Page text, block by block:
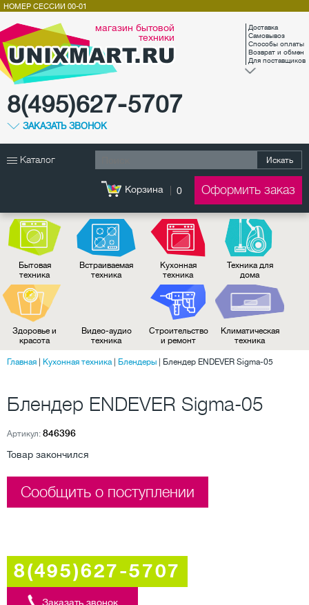
магазин бытовой
техники
8(495)627-5707
ЗАКАЗАТЬ ЗВОНОК
Доставка
Самовывоз
Способы оплаты
Возврат и обмен
Для поставщиков
НОМЕР СЕССИИ 00-01
Каталог Искать
Корзина 0 Оформить заказ
Бытовая
техника
Встраиваемая
техника
Кухонная
техника
Техника для
дома
Здоровье и
красота
Видео-аудио
техника
Строительство
и ремонт
Климатическая
техника
Главная Кухонная техника| Блендеры Блендер ENDEVER Sigma-05
Блендер ENDEVER Sigma-05
Артикул: 846396
Товар закончился
Сообщить о поступлении
8(495)627-5707
Заказать звонок